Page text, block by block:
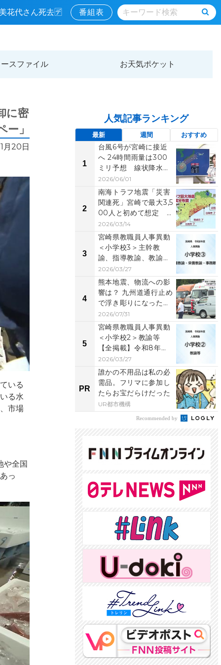
花代さん死去🈓 番組表
スファイル お天気ポケット
に密
」
月20日
いる
る水
市場
や全国
っ
人気記事ランキング
最新 週間 おすすめ
1
台風6号が宮崎に接近
へ 24時間雨量は300
ミリ予想 線状降水帯
発生の恐れも 一...
2026/06/01
2
南海トラフ地震「災害
関連死」宮崎で最大3,5
00人と初めて想定
助かった命を失わ...
2026/03/14
3
宮崎県教職員人事異動
＜小学校3＞主幹教
諭、指導教諭、教諭等
ほか【全掲載】令和8
年...
2026/03/27
4
熊本地震、物流への影
響は？ 九州道通行止め
で浮き彫りになった
「労働時間」と「物
流...
2026/07/31
5
宮崎県教職員人事異動
＜小学校2＞教諭等
【全掲載】令和8年
度 あなたの恩師はど
の学...
2026/03/27
PR
誰かの不用品は私の必
需品。フリマに参加し
たらお宝だらけだった
UR都市機構
Recommended by